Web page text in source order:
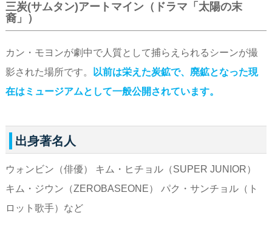
三炭(サムタン)アートマイン（ドラマ「太陽の末
裔」）
カン・モヨンが劇中で人質として捕らえられるシーンが撮
影された場所です。
以前は栄えた炭鉱で、廃鉱となった現
在はミュージアムとして一般公開されています。
出身著名人
ウォンビン（俳優） キム・ヒチョル（SUPER JUNIOR）
キム・ジウン（ZEROBASEONE） パク・サンチョル（ト
ロット歌手）など